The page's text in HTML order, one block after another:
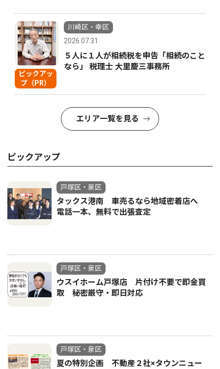
ピックアッ
プ（PR）
川崎区・幸区
2026.07.31
５人に１人が相続税を申告「相続のこと
なら」 税理士 大里慶三事務所
エリア一覧を見る
ピックアップ
戸塚区・泉区
タックス港南 車売るなら地域密着店へ
電話一本、無料で出張査定
戸塚区・泉区
ウスイホーム戸塚店 片付け不要で即金買
取 秘密厳守・即日対応
戸塚区・泉区
夏の特別企画 不動産２社×タウンニュー